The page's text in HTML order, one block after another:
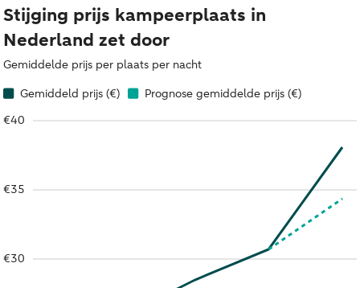
Stijging prijs kampeerplaats in
Nederland zet door
Gemiddelde prijs per plaats per nacht
Gemiddeld prijs (€) Prognose gemiddelde prijs (€)
€30
€35
€40